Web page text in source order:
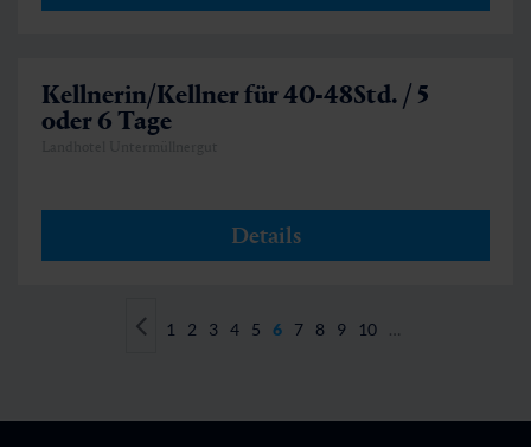
Kellnerin/Kellner für 40-48Std. / 5
oder 6 Tage
Details
1 2 3 4 5 6 7 8 9 10 …